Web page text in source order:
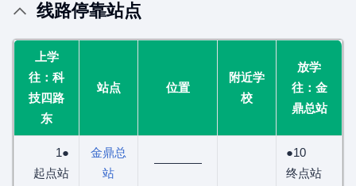
线路停靠站点
上学
往：科
技四路
东
站点 位置
附近学
校
放学
往：金
鼎总站
1●
起点站
金鼎总
站
————
●10
终点站